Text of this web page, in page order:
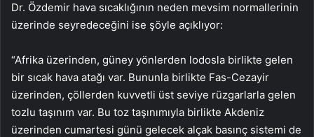
Dr. Özdemir hava sıcaklığının neden mevsim normallerinin
üzerinde seyredeceğini ise şöyle açıklıyor:
“Afrika üzerinden, güney yönlerden lodosla birlikte gelen
bir sıcak hava atağı var. Bununla birlikte Fas-Cezayir
üzerinden, çöllerden kuvvetli üst seviye rüzgarlarla gelen
tozlu taşınım var. Bu toz taşınımıyla birlikte Akdeniz
üzerinden cumartesi günü gelecek alçak basınç sistemi de